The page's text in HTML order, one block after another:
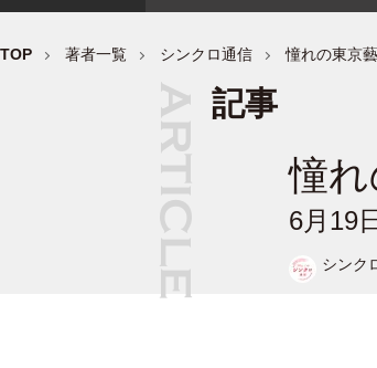
TOP 著者一覧 シンクロ通信 憧れの東京
記事
憧
6月19
シンク